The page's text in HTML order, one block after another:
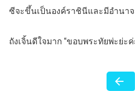
ซีจะขึ้นเป็นองค์ราชินีและมีอำนาจ
ถังเจิ้นดีใจมาก “ขอบพระทัยพ่ะย่ะ